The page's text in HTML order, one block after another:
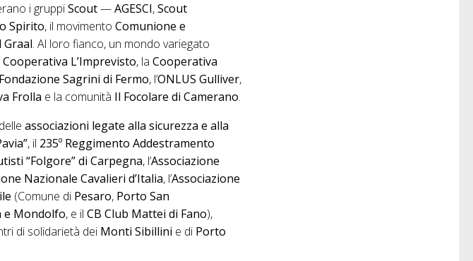
i gruppiScout—AGESCI,Scout
Spirito, il movimentoComunione e
Graal. Al loro fianco, un mondo variegato
Cooperativa L’Imprevisto, laCooperativa
Fondazione Sagrini di Fermo, l’ONLUS Gulliver,
Frolla e la comunità Il Focolare di Camerano.
associazioni legate alla sicurezza e alla
, il 235º Reggimento Addestramento
“Folgore” di Carpegna, l’Associazione
Nazionale Cavalieri d’Italia, l’Associazione
(Comune di Pesaro, Porto San
e Mondolfo, e ilCB Club Mattei di Fano),
di solidarietà dei Monti Sibillini e di Porto